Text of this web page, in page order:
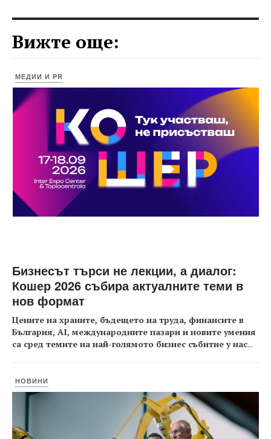
Вижте още:
МЕДИИ И PR
Бизнесът търси не лекции, а диалог:
Кошер 2026 събира актуалните теми в
нов формат
Цените на храните, бъдещето на труда, финансите в
България, AI, международните пазари и новите умения
са сред темите на най-голямото бизнес събитие у нас...
НОВИНИ